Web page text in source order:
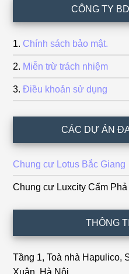
CÔNG TY
Chính sách bảo mật.
Miễn trừ trách nhiệm
Điều khoản sử dụng
CÁC DỰ ÁN
Chung cư Lotus Bắc Giang
Chung cư Luxcity Cẩm Phả
THÔNG
Tầng 1, Toà nhà Hapulico,